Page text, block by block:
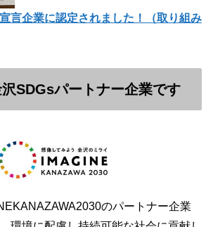
言企業に認定されました！（取り組み
SDGsパートナー企業です
のパートナー企業